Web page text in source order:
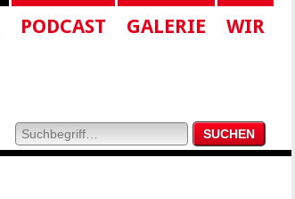
PODCAST GALERIE WIR